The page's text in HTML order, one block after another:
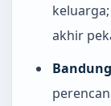
akhir